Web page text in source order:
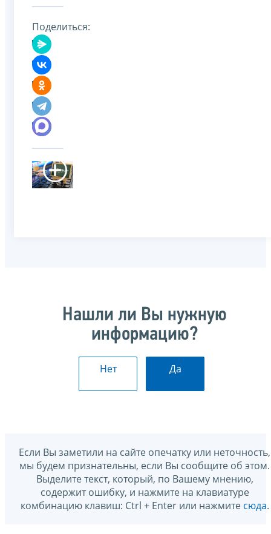
Поделиться:
Нашли ли Вы нужную
информацию?
Нет Да
Если Вы заметили на сайте опечатку или неточность,
мы будем признательны, если Вы сообщите об этом.
Выделите текст, который, по Вашему мнению,
содержит ошибку, и нажмите на клавиатуре
комбинацию клавиш: Ctrl + Enter или нажмите сюда.